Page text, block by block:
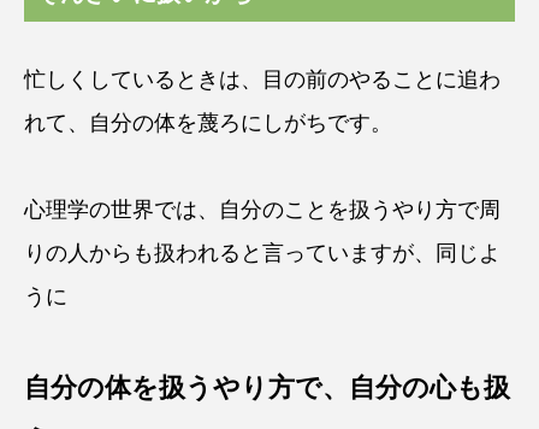
忙しくしているときは、目の前のやることに追わ
れて、自分の体を蔑ろにしがちです。
心理学の世界では、自分のことを扱うやり方で周
りの人からも扱われると言っていますが、同じよ
うに
自分の体を扱うやり方で、自分の心も扱